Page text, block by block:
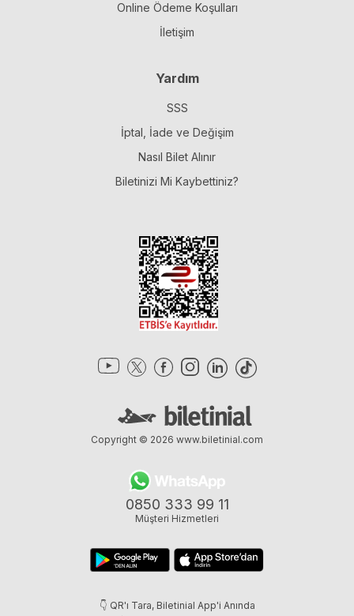
Online Ödeme Koşulları
İletişim
Yardım
SSS
İptal, İade ve Değişim
Nasıl Bilet Alınır
Biletinizi Mi Kaybettiniz?
0850 333 99 11
Müşteri Hizmetleri
👇 QR'ı Tara, Biletinial App'i Anında
Copyright © 2026 www.biletinial.com